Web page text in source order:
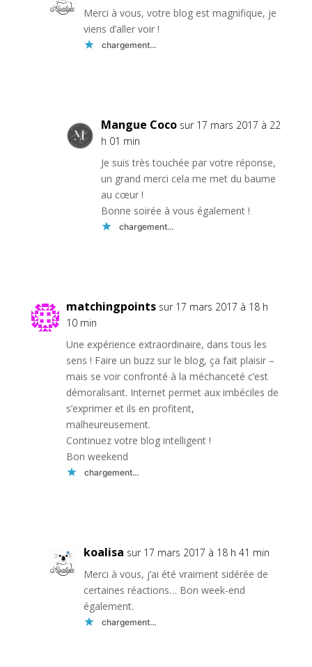
Merci à vous, votre blog est magnifique, je
viens d’aller voir !
chargement…
Mangue Coco sur 17 mars 2017 à 22
h 01 min
Je suis très touchée par votre réponse,
un grand merci cela me met du baume
au cœur !
Bonne soirée à vous également !
chargement…
matchingpoints sur 17 mars 2017 à 18 h
10 min
Une expérience extraordinaire, dans tous les
sens ! Faire un buzz sur le blog, ça fait plaisir –
mais se voir confronté à la méchanceté c’est
démoralisant. Internet permet aux imbéciles de
s’exprimer et ils en profitent,
malheureusement.
Continuez votre blog intelligent !
Bon weekend
chargement…
koalisa sur 17 mars 2017 à 18 h 41 min
Merci à vous, j’ai été vraiment sidérée de
certaines réactions… Bon week-end
également.
chargement…